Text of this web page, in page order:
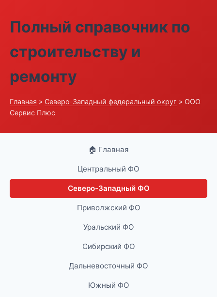
Полный справочник по
строительству и
ремонту
Главная » Северо-Западный федеральный округ » ООО
Сервис Плюс
🏠 Главная
Центральный ФО
Северо-Западный ФО
Приволжский ФО
Уральский ФО
Сибирский ФО
Дальневосточный ФО
Южный ФО